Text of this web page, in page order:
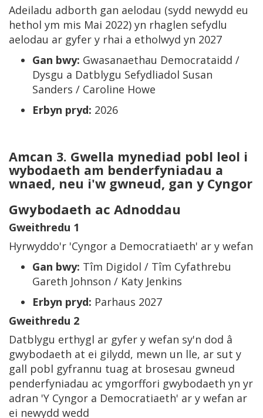
Adeiladu adborth gan aelodau (sydd newydd eu
hethol ym mis Mai 2022) yn rhaglen sefydlu
aelodau ar gyfer y rhai a etholwyd yn 2027
Gan bwy: Gwasanaethau Democrataidd /
Dysgu a Datblygu Sefydliadol Susan
Sanders / Caroline Howe
Erbyn pryd: 2026
Amcan 3. Gwella mynediad pobl leol i
wybodaeth am benderfyniadau a
wnaed, neu i'w gwneud, gan y Cyngor
Gwybodaeth ac Adnoddau
Gweithredu 1
Hyrwyddo'r 'Cyngor a Democratiaeth' ar y wefan
Gan bwy: Tîm Digidol / Tîm Cyfathrebu
Gareth Johnson / Katy Jenkins
Erbyn pryd: Parhaus 2027
Gweithredu 2
Datblygu erthygl ar gyfer y wefan sy'n dod â
gwybodaeth at ei gilydd, mewn un lle, ar sut y
gall pobl gyfrannu tuag at brosesau gwneud
penderfyniadau ac ymgorffori gwybodaeth yn yr
adran 'Y Cyngor a Democratiaeth' ar y wefan ar
ei newydd wedd